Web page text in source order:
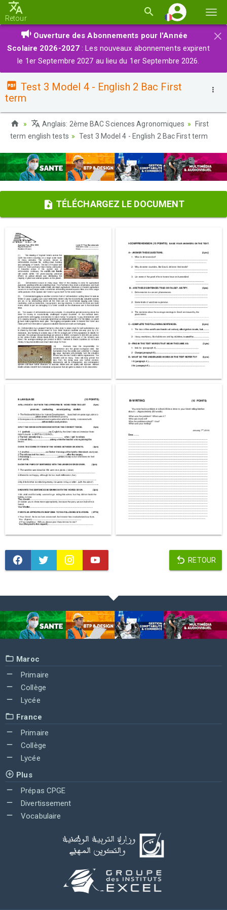
la
Retour
×
Ouverture des Abonnements pour l'Année
Scolaire 2026-2027 : Les nouveaux abonnements expirent
le 1er Septembre 2027 au lieu du 1er Septembre 2026.
Test 3 Model 4 - English 2 Bac First
term
Anglais: 2ème BAC Sciences Agronomiques
First
term english tests
Test 3 Model 4 - English 2 Bac First term
TÉLÉCHARGEZ LE DOCUMENT
RETOUR
Maroc
Primaire
Collège
Lycée
France
Primaire
Collège
Lycée
Plus
Prépas CPGE
Divertissement
Vocabulaire